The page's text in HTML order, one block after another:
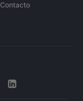
Contacto